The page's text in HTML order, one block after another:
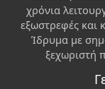
χρόνια
εξωστρεφές και
Ίδρυμα με
ξεχωριστή